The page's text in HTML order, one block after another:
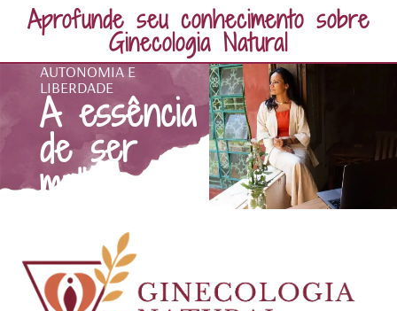
Aprofunde seu conhecimento sobre
Ginecologia Natural
AUTONOMIA E
LIBERDADE
A essência
de ser
mulher